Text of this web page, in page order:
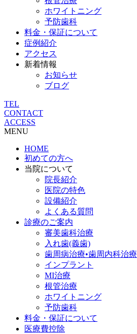
ホワイトニング
予防歯科
料金・保証について
症例紹介
アクセス
新着情報
お知らせ
ブログ
TEL
CONTACT
ACCESS
MENU
HOME
初めての方へ
当院について
院長紹介
医院の特色
設備紹介
よくある質問
診療のご案内
審美歯科治療
入れ歯(義歯)
歯周病治療•歯周内科治療
インプラント
MI治療
根管治療
ホワイトニング
予防歯科
料金・保証について
医療費控除